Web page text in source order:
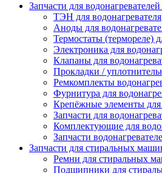
Запчасти для
ТЭН для водонагревателя
Аноды для
Термостаты (термореле)
Электроника для
Клапаны для
Прокладки /
Ремкомплекты
Фурнитура для
Крепёжные элементы для
Запчасти для
Комплектующие для
Запчасти
Запчасти для стиральных
Ремни для стиральных
Подшипники для